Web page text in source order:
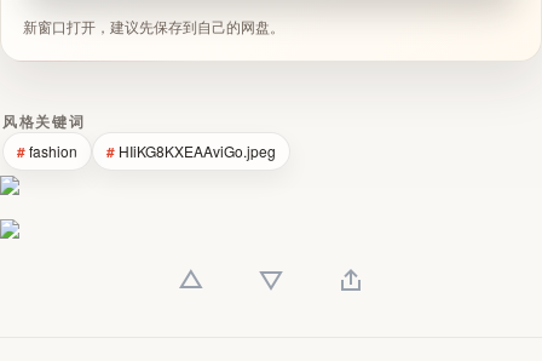
新窗口打开，建议先保存到自己的网盘。
风格关键词
fashion HIiKG8KXEAAviGo.jpeg